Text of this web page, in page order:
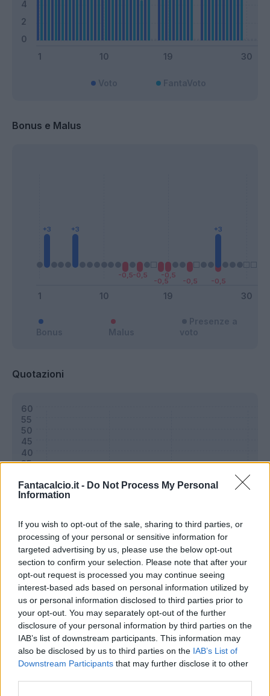
Fantacalcio.it - Do Not Process My Personal
Information
If you wish to opt-out of the sale, sharing to third parties, or
processing of your personal or sensitive information for
targeted advertising by us, please use the below opt-out
section to confirm your selection. Please note that after your
opt-out request is processed you may continue seeing
interest-based ads based on personal information utilized by
us or personal information disclosed to third parties prior to
your opt-out. You may separately opt-out of the further
disclosure of your personal information by third parties on the
IAB’s list of downstream participants. This information may
also be disclosed by us to third parties on the IAB’s List of
Downstream Participants that may further disclose it to other
Bonus e Malus
Quotazioni
Classic Mantra
Riepilogo stagione
Titolare 27 - 93